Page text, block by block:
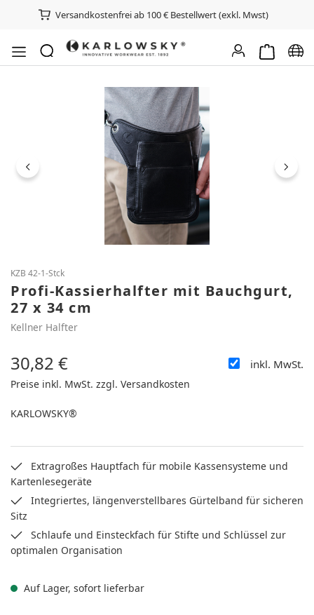
Versandkostenfrei ab 100 € Bestellwert (exkl. Mwst)
Bildergalerie überspringen
KZB 42-1-Stck
Profi-Kassierhalfter mit Bauchgurt,
27 x 34 cm
Kellner Halfter
Regulärer Preis:
30,82 € inkl. MwSt.
Preise inkl. MwSt. zzgl. Versandkosten
KARLOWSKY®
Extragroßes Hauptfach für mobile Kassensysteme und
Kartenlesegeräte
Integriertes, längenverstellbares Gürtelband für sicheren
Sitz
Schlaufe und Einsteckfach für Stifte und Schlüssel zur
optimalen Organisation
Auf Lager, sofort lieferbar